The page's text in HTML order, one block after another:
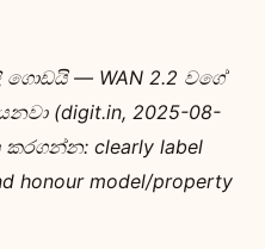
ගොඩයි — WAN 2.2 වගේ
(digit.in, 2025-08-
කරගන්න: clearly label
honour model/property